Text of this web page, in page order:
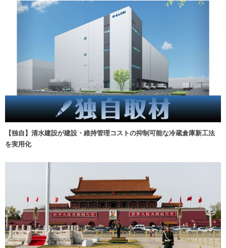
【独自】清水建設が建設・維持管理コストの抑制可能な冷蔵倉庫新工法
を実用化